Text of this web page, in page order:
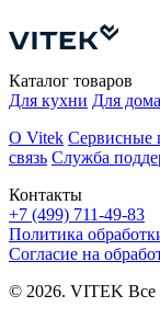
Контакты
+7 (499) 711-49-83
Каталог товаров
Для кухни Для дома
О Vitek Сервисные
связь Служба
Политика
Согласие на
© 2026. VITEK Все